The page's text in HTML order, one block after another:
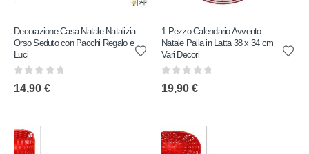
Decorazione Casa Natale Natalizia
Orso Seduto con Pacchi Regalo e
Luci
0 out of 5
14,90 €
1 Pezzo Calendario Avvento
Natale Palla in Latta 38 x 34 cm
Vari Decori
0 out of 5
19,90 €